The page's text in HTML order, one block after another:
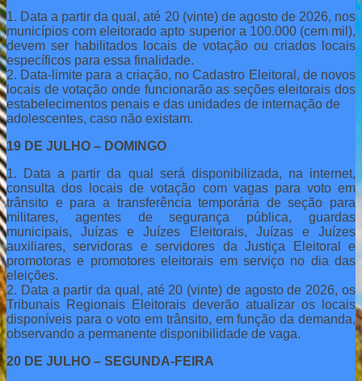
1. Data a partir da qual, até 20 (vinte) de agosto de 2026, nos
municípios com eleitorado apto superior a 100.000 (cem mil),
devem ser habilitados locais de votação ou criados locais
específicos para essa finalidade.
2. Data-limite para a criação, no Cadastro Eleitoral, de novos
locais de votação onde funcionarão as seções eleitorais dos
estabelecimentos penais e das unidades de internação de
adolescentes, caso não existam.
19 DE JULHO – DOMINGO
1. Data a partir da qual será disponibilizada, na internet,
consulta dos locais de votação com vagas para voto em
trânsito e para a transferência temporária de seção para
militares, agentes de segurança pública, guardas
municipais, Juízas e Juízes Eleitorais, Juízas e Juízes
auxiliares, servidoras e servidores da Justiça Eleitoral e
promotoras e promotores eleitorais em serviço no dia das
eleições.
2. Data a partir da qual, até 20 (vinte) de agosto de 2026, os
Tribunais Regionais Eleitorais deverão atualizar os locais
disponíveis para o voto em trânsito, em função da demanda,
observando a permanente disponibilidade de vaga.
20 DE JULHO – SEGUNDA-FEIRA